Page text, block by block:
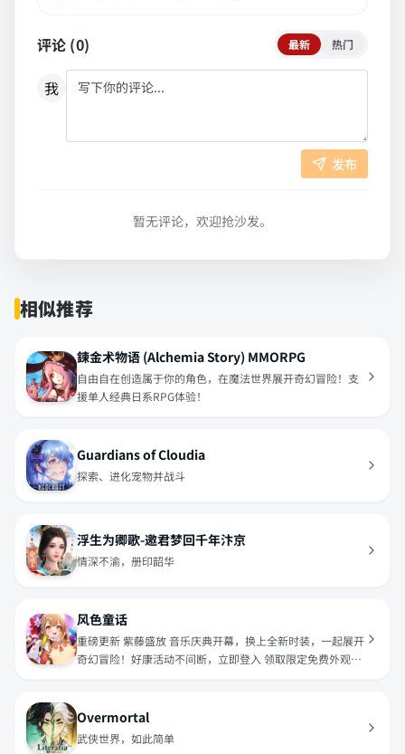
评论 (0) 最新 热门
我
发布
暂无评论，欢迎抢沙发。
相似推荐
鍊金术物语 (Alchemia Story) MMORPG
自由自在创造属于你的角色，在魔法世界展开奇幻冒险！支
援单人经典日系RPG体验！
Guardians of Cloudia
探索、进化宠物并战斗
浮生为卿歌-邀君梦回千年汴京
情深不渝，册印韶华
风色童话
重磅更新 紫藤盛放 音乐庆典开幕，换上全新时装，一起展开
奇幻冒险！好康活动不间断，立即登入 领取限定免费外观道
Overmortal
武侠世界，如此简单